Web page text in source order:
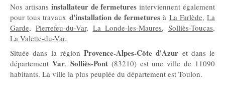
Nos artisans installateur de fermetures interviennent également
pour tous travaux d'installation de fermetures à La Farlède,La
Garde, Pierrefeu-du-Var, La Londe-les-Maures, Solliès-Toucas,
La Valette-du-Var.
Située dans la région Provence-Alpes-Côte d'Azur et dans le
département Var, Solliès-Pont(83210) est une ville de 11090
habitants. La ville la plus peuplée du département est Toulon.